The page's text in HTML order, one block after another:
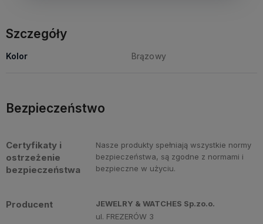
Szczegóły
Kolor Brązowy
Bezpieczeństwo
Certyfikaty i
ostrzeżenie
bezpieczeństwa
Nasze produkty spełniają wszystkie normy
bezpieczeństwa, są zgodne z normami i
bezpieczne w użyciu.
Producent
JEWELRY & WATCHES Sp.zo.o.
ul. FREZERÓW 3